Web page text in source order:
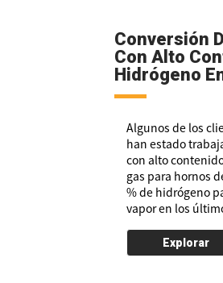
Conversión
Con Alto
Hidrógeno
Algunos de los
han estado
con alto
gas para hornos
% de hidrógeno
vapor en los
Explorar